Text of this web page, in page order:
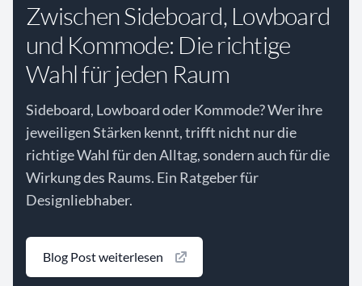
Zwischen Sideboard, Lowboard
und Kommode: Die richtige
Wahl für jeden Raum
Sideboard, Lowboard oder Kommode? Wer ihre
jeweiligen Stärken kennt, trifft nicht nur die
richtige Wahl für den Alltag, sondern auch für die
Wirkung des Raums. Ein Ratgeber für
Designliebhaber.
Blog Post weiterlesen